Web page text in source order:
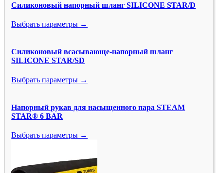
Силиконовый напорный шланг SILICONE STAR/D
Выбрать параметры →
Силиконовый всасывающе-напорный шланг
SILICONE STAR/SD
Выбрать параметры →
Напорный рукав для насыщенного пара STEAM
STAR® 6 BAR
Выбрать параметры →